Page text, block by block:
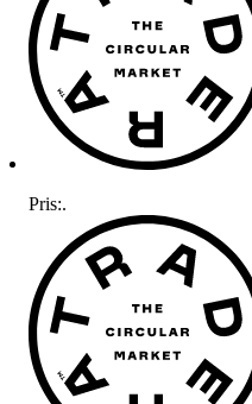
Pris:.